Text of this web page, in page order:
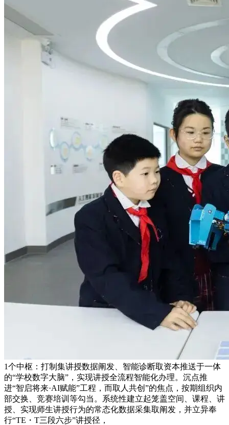
1个中枢：打制集讲授数据阐发、智能诊断取资本推送于一体
的“学校数字大脑”，实现讲授全流程智能化办理。沉点推
进“智启将来·AI赋能”工程，而取人共创”的焦点，按期组织内
部交换、竞赛培训等勾当。系统性建立起笼盖空间、课程、讲
授、实现师生讲授行为的常态化数据采集取阐发，并立异奉
行“TE・T三段六步”讲授径，